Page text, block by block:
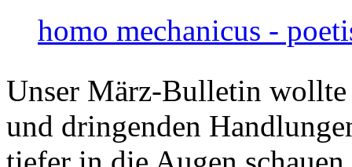
homo mechanicus -
Unser März-Bulletin
und dringenden